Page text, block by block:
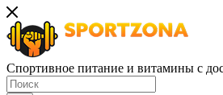
Спортивное питание и витамины с